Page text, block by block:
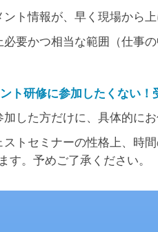
ント情報が、早く現場から
必要かつ相当な範囲（仕事
ト研修に参加したくない！
加した方だけに、具体的にお
トセミナーの性格上、時
す。予めご了承ください。